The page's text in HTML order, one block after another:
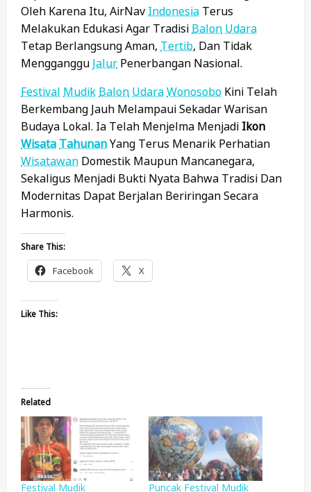
Oleh Karena Itu, AirNav Indonesia Terus
Melakukan Edukasi Agar Tradisi Balon Udara
Tetap Berlangsung Aman, Tertib, Dan Tidak
Mengganggu Jalur Penerbangan Nasional.
Festival Mudik Balon UdaraWonosobo Kini Telah
Berkembang Jauh Melampaui Sekadar Warisan
Budaya Lokal. Ia Telah Menjelma Menjadi Ikon
Wisata TahunanYang Terus Menarik Perhatian
Wisatawan Domestik Maupun Mancanegara,
Sekaligus Menjadi Bukti Nyata Bahwa Tradisi Dan
Modernitas Dapat Berjalan Beriringan Secara
Harmonis.
Share This:
Facebook X
Like This:
Related
Festival Mudik
Puncak Festival Mudik